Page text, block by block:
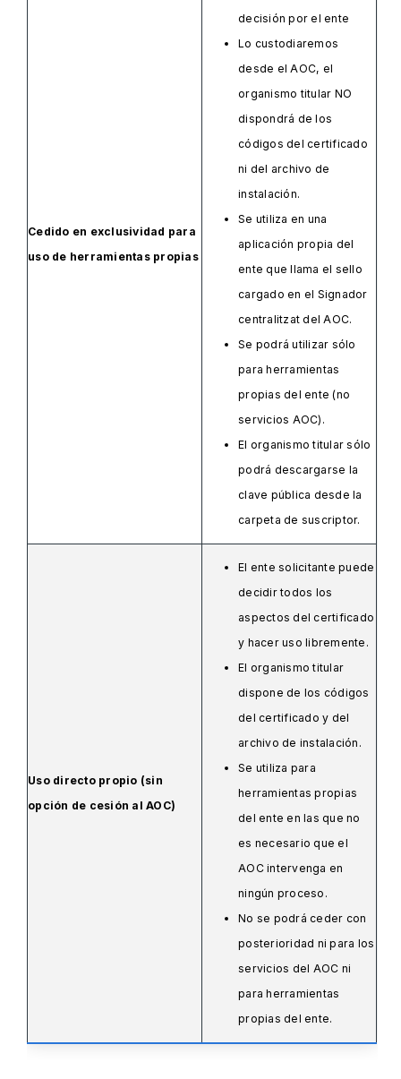
Cedido en exclusividad para
uso de herramientas propias
decisión por el ente
Lo custodiaremos
desde el AOC, el
organismo titular NO
dispondrá de los
códigos del certificado
ni del archivo de
instalación.
Se utiliza en una
aplicación propia del
ente que llama el sello
cargado en el Signador
centralitzat del AOC.
Se podrá utilizar sólo
para herramientas
propias del ente (no
servicios AOC).
El organismo titular sólo
podrá descargarse la
clave pública desde la
carpeta de suscriptor.
Uso directo propio (sin
opción de cesión al AOC)
El ente solicitante puede
decidir todos los
aspectos del certificado
y hacer uso libremente.
El organismo titular
dispone de los códigos
del certificado y del
archivo de instalación.
Se utiliza para
herramientas propias
del ente en las que no
es necesario que el
AOC intervenga en
ningún proceso.
No se podrá ceder con
posterioridad ni para los
servicios del AOC ni
para herramientas
propias del ente.